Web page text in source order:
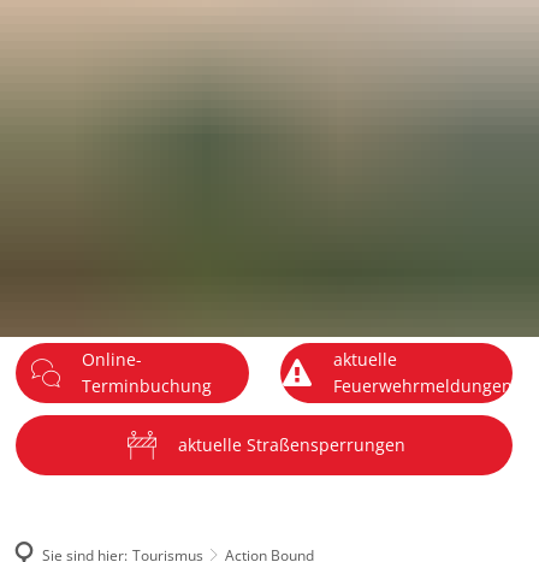
Online-
Terminbuchung
aktuelle
Feuerwehrmeldungen
aktuelle Straßensperrungen
Sie sind hier: Tourismus Action Bound